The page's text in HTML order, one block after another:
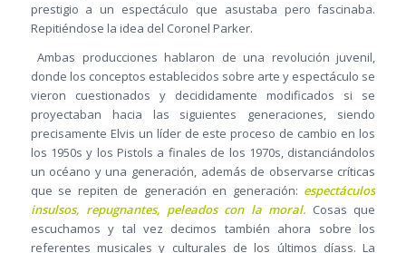
prestigio a un espectáculo que asustaba pero fascinaba.
Repitiéndose la idea del Coronel Parker.
Ambas producciones hablaron de una revolución juvenil,
donde los conceptos establecidos sobre arte y espectáculo se
vieron cuestionados y decididamente modificados si se
proyectaban hacia las siguientes generaciones, siendo
precisamente Elvis un líder de este proceso de cambio en los
los 1950s y los Pistols a finales de los 1970s, distanciándolos
un océano y una generación, además de observarse críticas
que se repiten de generación en generación: espectáculos
insulsos, repugnantes, peleados con la moral. Cosas que
escuchamos y tal vez decimos también ahora sobre los
referentes musicales y culturales de los últimos díass. La